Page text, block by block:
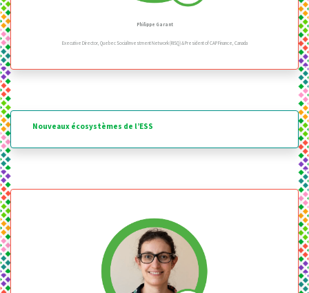
Philippe Garant
Executive Director, Quebec Social Investment Network (RISQ) & President of CAP Finance, Canada
Nouveaux écosystèmes de l’ESS